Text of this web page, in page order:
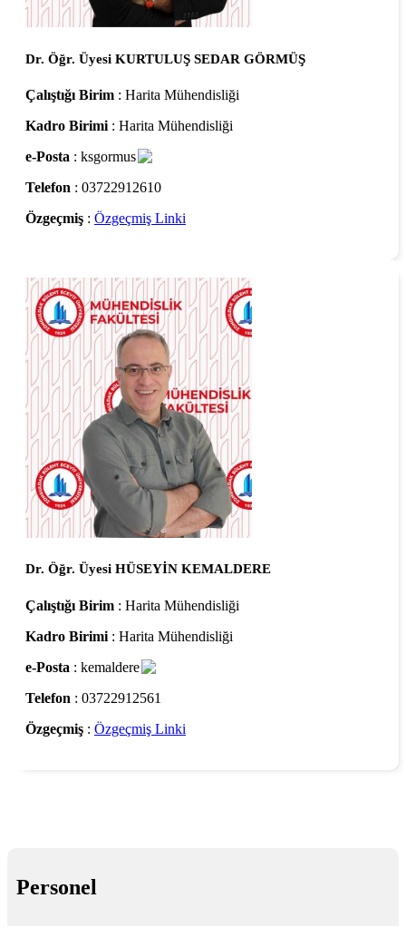
Dr. Öğr. Üyesi KURTULUŞ SEDAR GÖRMÜŞ
Çalıştığı Birim : Harita Mühendisliği
Kadro Birimi : Harita Mühendisliği
e-Posta : ksgormus
Telefon : 03722912610
Özgeçmiş : Özgeçmiş Linki
Dr. Öğr. Üyesi HÜSEYİN KEMALDERE
Çalıştığı Birim : Harita Mühendisliği
Kadro Birimi : Harita Mühendisliği
e-Posta : kemaldere
Telefon : 03722912561
Özgeçmiş : Özgeçmiş Linki
Personel